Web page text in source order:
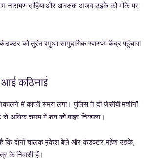
नारायण दाहिया और आरक्षक अजय उइके को मौके पर
को तुरंत दमुआ सामुदायिक स्वास्थ्य केंद्र पहुंचाया
कठिनाई
में काफी समय लगा। पुलिस ने दो जेसीबी मशीनों
से अधिक समय में शव को बाहर निकाला।
है कि दोनों चालक मुकेश बेले और कंडक्टर महेश उइके,
के निवासी हैं।